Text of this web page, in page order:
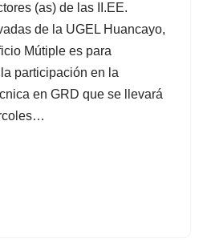
(as) de las II.EE.
de la UGEL Huancayo,
Mútiple es para
participación en la
en GRD que se llevará